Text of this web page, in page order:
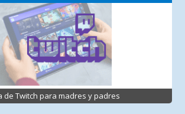
de Twitch para madres y padres